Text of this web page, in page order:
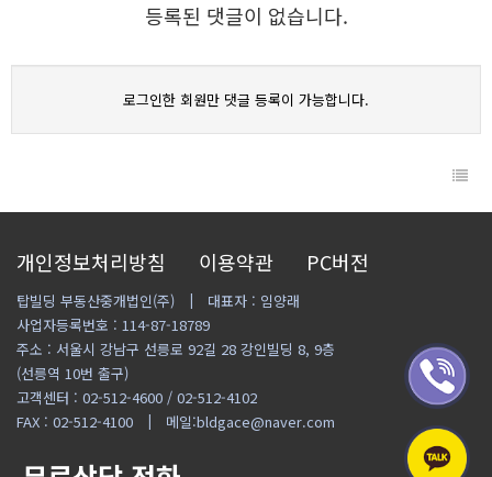
등록된 댓글이 없습니다.
로그인한 회원만 댓글 등록이 가능합니다.
개인정보처리방침 이용약관 PC버전
탑빌딩 부동산중개법인(주)
대표자 : 임양래
사업자등록번호 : 114-87-18789
주소 : 서울시 강남구 선릉로 92길 28 강인빌딩 8, 9층
(선릉역 10번 출구)
고객센터 : 02-512-4600 / 02-512-4102
FAX : 02-512-4100
메일:bldgace@naver.com